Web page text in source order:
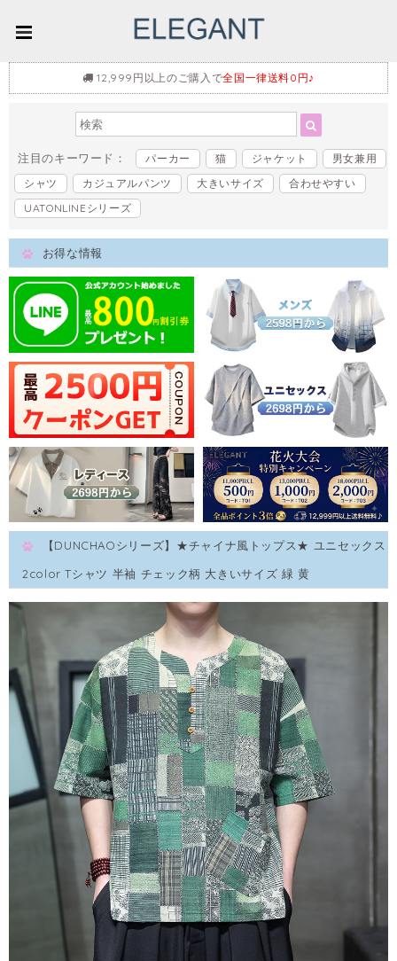
12,999円以上のご購入で全国一律送料0円♪
注目のキーワード： パーカー 猫 ジャケット
男女兼用
シャツ
カジュアルパンツ 大きいサイズ
合わせやすい
UATONLINEシリーズ
お得な情報
【DUNCHAOシリーズ】★チャイナ風トップス★ ユニセックス
2color Tシャツ 半袖 チェック柄 大きいサイズ 緑 黄